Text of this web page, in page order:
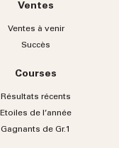
Ventes
Ventes à venir
Succès
Courses
Résultats récents
Etoiles de l’année
Gagnants de Gr.1